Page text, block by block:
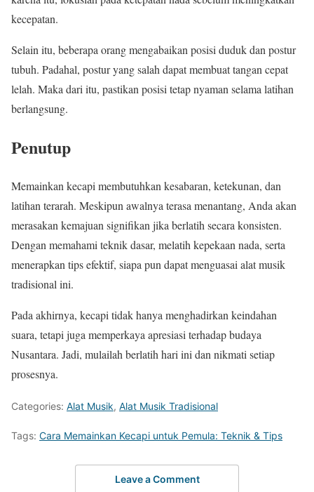
kecepatan.
Selain itu, beberapa orang mengabaikan posisi duduk dan postur
tubuh. Padahal, postur yang salah dapat membuat tangan cepat
lelah. Maka dari itu, pastikan posisi tetap nyaman selama latihan
berlangsung.
Penutup
Memainkan kecapi membutuhkan kesabaran, ketekunan, dan
latihan terarah. Meskipun awalnya terasa menantang, Anda akan
merasakan kemajuan signifikan jika berlatih secara konsisten.
Dengan memahami teknik dasar, melatih kepekaan nada, serta
menerapkan tips efektif, siapa pun dapat menguasai alat musik
tradisional ini.
Pada akhirnya, kecapi tidak hanya menghadirkan keindahan
suara, tetapi juga memperkaya apresiasi terhadap budaya
Nusantara. Jadi, mulailah berlatih hari ini dan nikmati setiap
prosesnya.
Categories: Alat Musik, Alat Musik Tradisional
Tags: Cara Memainkan Kecapi untuk Pemula: Teknik & Tips
Leave a Comment